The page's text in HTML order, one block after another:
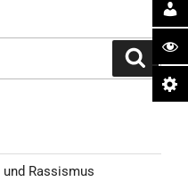
Suchen
Rassismus